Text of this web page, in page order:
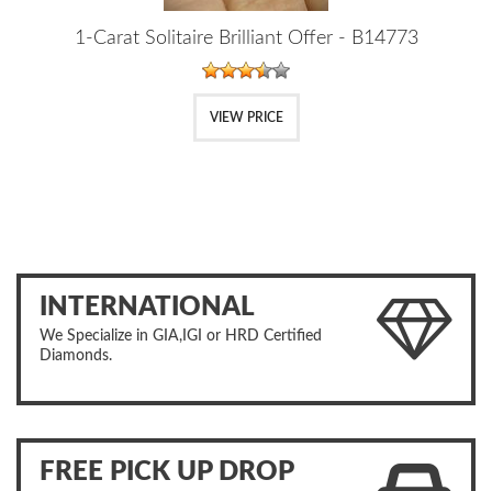
1-Carat Solitaire Brilliant Offer - B14773
VIEW PRICE
INTERNATIONAL
We Specialize in GIA,IGI or HRD Certified
Diamonds.
FREE PICK UP DROP